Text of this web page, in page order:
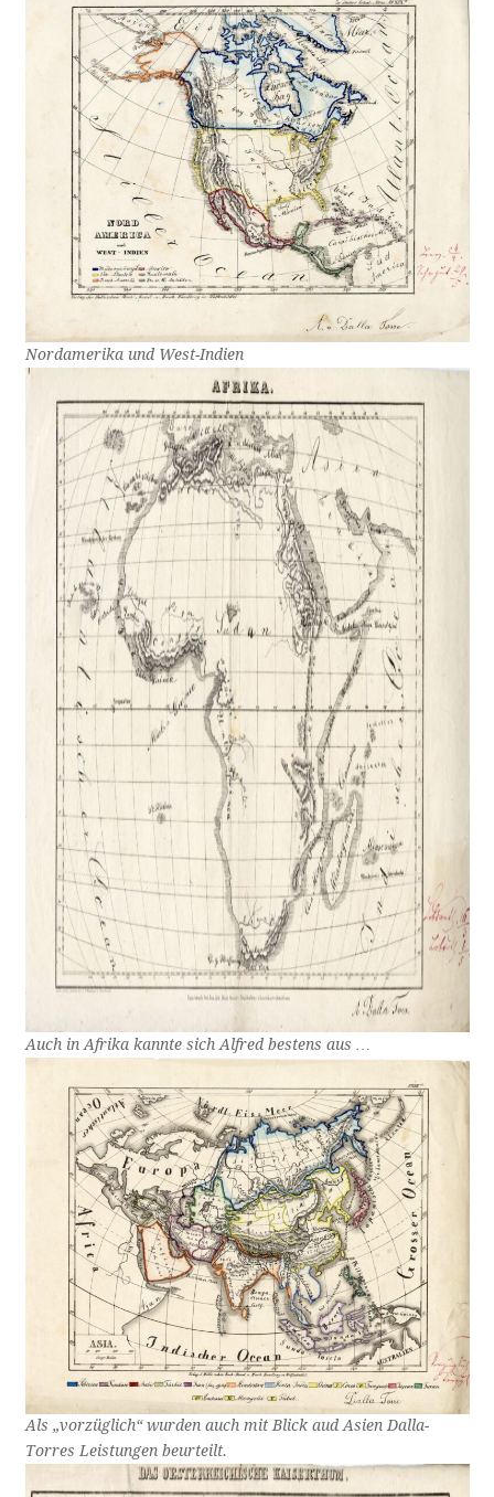
Nordamerika und West-Indien
Auch in Afrika kannte sich Alfred bestens aus …
Als „vorzüglich“ wurden auch mit Blick aud Asien Dalla-
Torres Leistungen beurteilt.